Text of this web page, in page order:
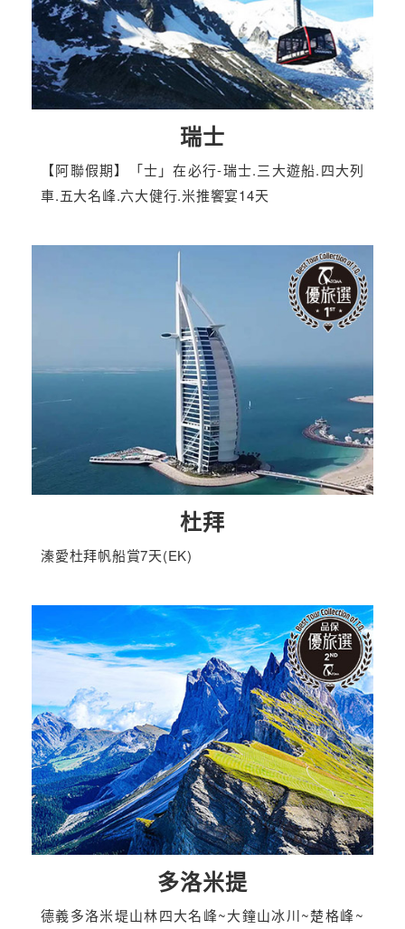
瑞士
【阿聯假期】「士」在必行-瑞士.三大遊船.四大列
車.五大名峰.六大健行.米推饗宴14天
杜拜
溱愛杜拜帆船賞7天(EK)
多洛米提
德義多洛米堤山林四大名峰~大鐘山冰川~楚格峰~